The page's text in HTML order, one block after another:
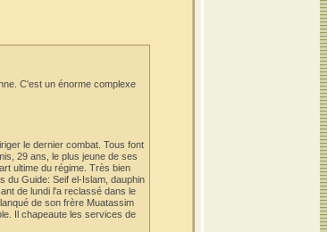
C'est un énorme complexe
le dernier combat. Tous font
29 ans, le plus jeune de ses
ultime du régime. Très bien
du Guide: Seif el-Islam, dauphin
de lundi l'a reclassé dans le
de son frère Muatassim
Il chapeaute les services de